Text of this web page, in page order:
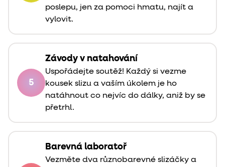
poslepu, jen za pomoci hmatu, najít a
vylovit.
5
Závody v natahování
Uspořádejte soutěž! Každý si vezme
kousek slizu a vaším úkolem je ho
natáhnout co nejvíc do dálky, aniž by se
přetrhl.
Barevná laboratoř
Vezměte dva různobarevné slizáčky a